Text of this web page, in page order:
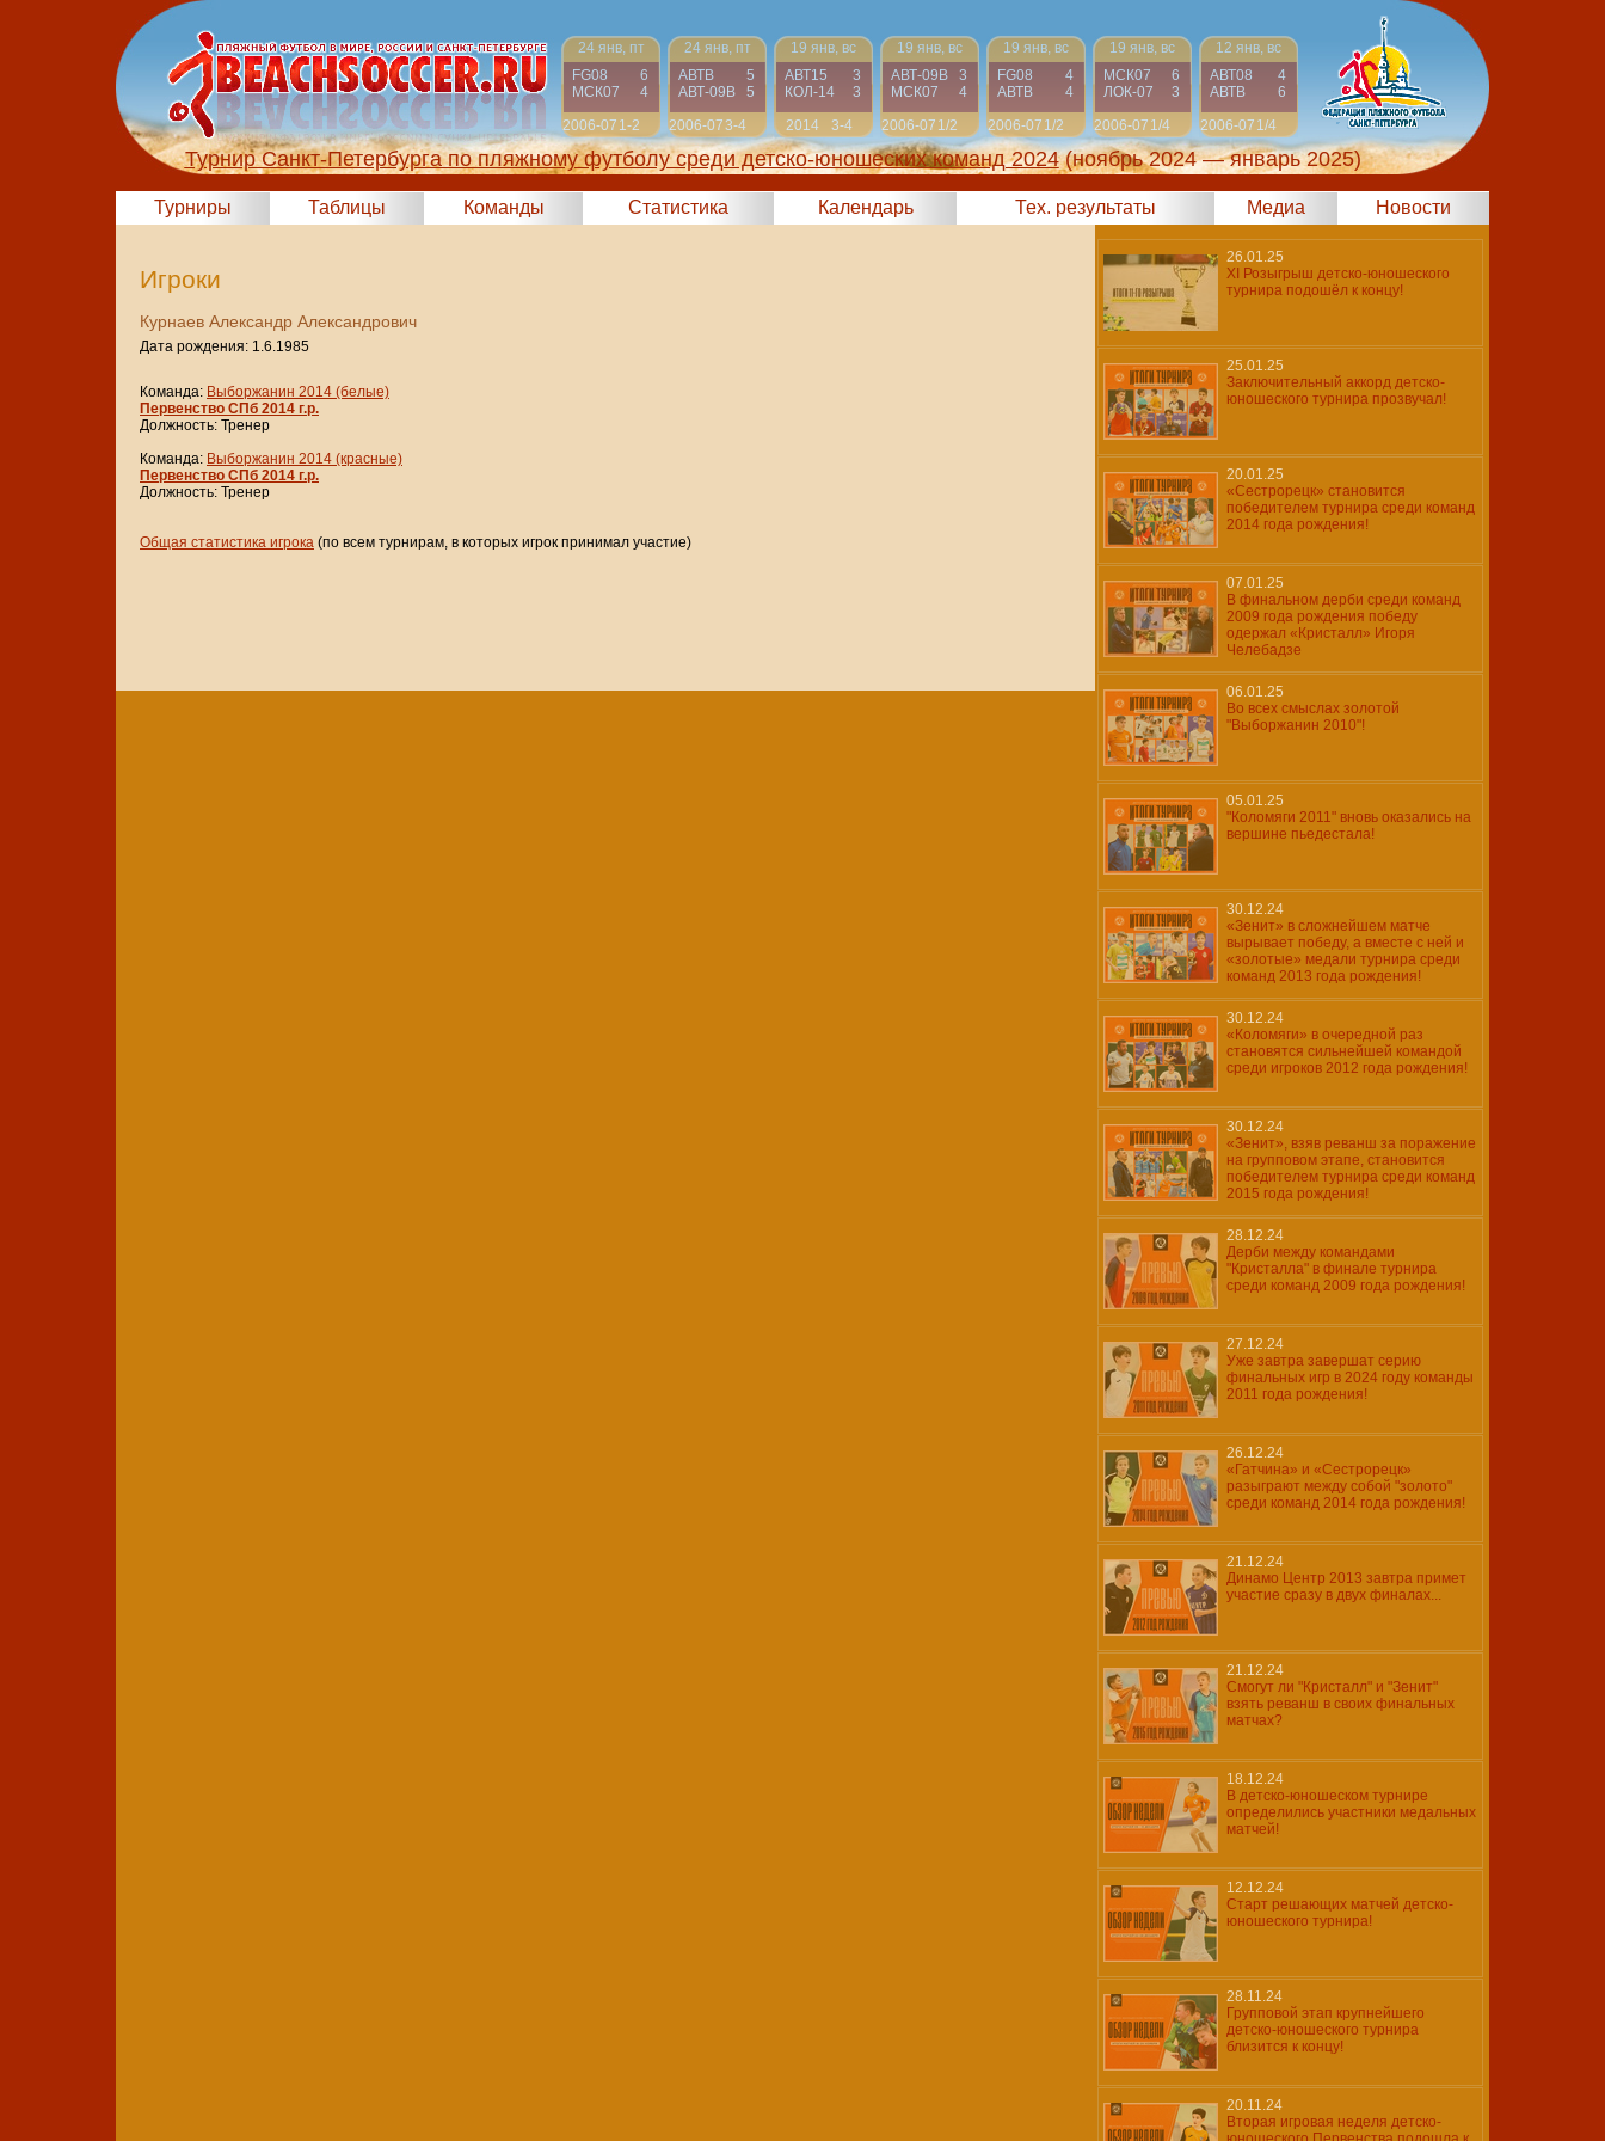
24 янв, пт
FG08
6
МСК07
4
2006-07 1-2
24 янв, пт
АВТВ
5
АВТ-09B
5
2006-073-4
19 янв, вс
АВТ15
3
КОЛ-14
3
2014
3-4
19 янв, вс
АВТ-09B
3
МСК07
4
2006-07 1/2
19 янв, вс
FG08
4
АВТВ
4
2006-07 1/2
19 янв, вс
МСК07
6
ЛОК-07
3
2006-07 1/4
12 янв, вс
АВТ08
4
АВТВ
6
2006-07 1/4
Турнир Санкт-Петербурга по пляжному футболу среди детско-юношеских команд 2024 (ноябрь 2024 — январь 2025)
Турниры Таблицы Команды Статистика Календарь Тех. результаты Медиа Новости
Игроки
Курнаев Александр Александрович
Дата рождения: 1.6.1985
Команда: Выборжанин 2014 (белые)
Первенство СПб 2014 г.р.
Должность: Тренер
Команда: Выборжанин 2014 (красные)
Первенство СПб 2014 г.р.
Должность: Тренер
Общая статистика игрока (по всем турнирам, в которых игрок принимал участие)
26.01.25
XI Розыгрыш детско-юношеского
турнира подошёл к концу!
25.01.25
Заключительный аккорд детско-
юношеского турнира прозвучал!
20.01.25
«Сестрорецк» становится
победителем турнира среди команд
2014 года рождения!
07.01.25
В финальном дерби среди команд
2009 года рождения победу
одержал «Кристалл» Игоря
Челебадзе
06.01.25
Во всех смыслах золотой
"Выборжанин 2010"!
05.01.25
"Коломяги 2011" вновь оказались на
вершине пьедестала!
30.12.24
«Зенит» в сложнейшем матче
вырывает победу, а вместе с ней и
«золотые» медали турнира среди
команд 2013 года рождения!
30.12.24
«Коломяги» в очередной раз
становятся сильнейшей командой
среди игроков 2012 года рождения!
30.12.24
«Зенит», взяв реванш за поражение
на групповом этапе, становится
победителем турнира среди команд
2015 года рождения!
28.12.24
Дерби между командами
"Кристалла" в финале турнира
среди команд 2009 года рождения!
27.12.24
Уже завтра завершат серию
финальных игр в 2024 году команды
2011 года рождения!
26.12.24
«Гатчина» и «Сестрорецк»
разыграют между собой "золото"
среди команд 2014 года рождения!
21.12.24
Динамо Центр 2013 завтра примет
участие сразу в двух финалах...
21.12.24
Смогут ли "Кристалл" и "Зенит"
взять реванш в своих финальных
матчах?
18.12.24
В детско-юношеском турнире
определились участники медальных
матчей!
12.12.24
Старт решающих матчей детско-
юношеского турнира!
28.11.24
Групповой этап крупнейшего
детско-юношеского турнира
близится к концу!
20.11.24
Вторая игровая неделя детско-